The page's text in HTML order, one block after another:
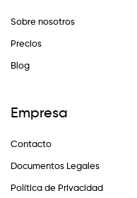
Sobre nosotros
Precios
Blog
Empresa
Contacto
Documentos Legales
Política de Privacidad